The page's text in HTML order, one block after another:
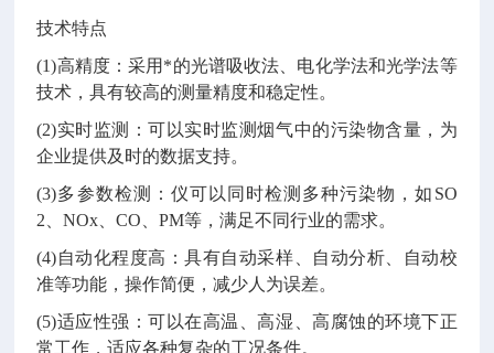
技术特点
(1)高精度：采用*的光谱吸收法、电化学法和光学法等
技术，具有较高的测量精度和稳定性。
(2)实时监测：可以实时监测烟气中的污染物含量，为
企业提供及时的数据支持。
(3)多参数检测：仪可以同时检测多种污染物，如SO
2、NOx、CO、PM等，满足不同行业的需求。
(4)自动化程度高：具有自动采样、自动分析、自动校
准等功能，操作简便，减少人为误差。
(5)适应性强：可以在高温、高湿、高腐蚀的环境下正
常工作，适应各种复杂的工况条件。